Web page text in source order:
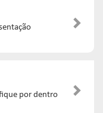
por dentro